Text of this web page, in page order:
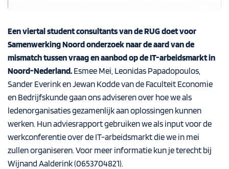
Een viertal student consultants van de RUG doet voor
Samenwerking Noord onderzoek naar de aard van de
mismatch tussen vraag en aanbod op de IT-arbeidsmarkt in
Noord-Nederland. Esmee Mei, Leonidas Papadopoulos,
Sander Everink en Jewan Kodde van de Faculteit Economie
en Bedrijfskunde gaan ons adviseren over hoe we als
ledenorganisaties gezamenlijk aan oplossingen kunnen
werken. Hun adviesrapport gebruiken we als input voor de
werkconferentie over de IT-arbeidsmarkt die we in mei
zullen organiseren. Voor meer informatie kun je terecht bij
Wijnand Aalderink(0653704821).